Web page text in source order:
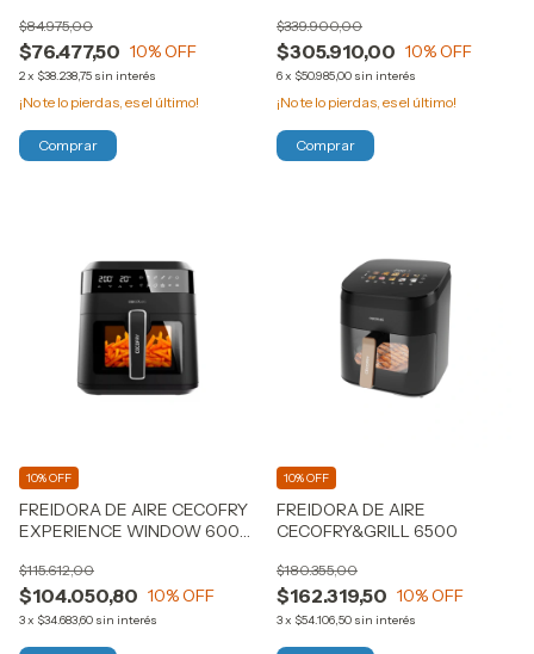
$76.477,50
$84.975,00
10% OFF
2x $38.238,75 sin interés
¡No te lo pierdas, es el último!
$305.910,00
$339.900,00
10% OFF
6x $50.985,00 sin interés
¡No te lo pierdas, es el último!
FREIDORA DE AIRE CECOFRY
EXPERIENCE WINDOW 6000
$104.050,80
$115.612,00
10% OFF
3x $34.683,60 sin interés
10% OFF
FREIDORA DE AIRE
CECOFRY&GRILL 6500
$162.319,50
$180.355,00
10% OFF
3x $54.106,50 sin interés
10% OFF